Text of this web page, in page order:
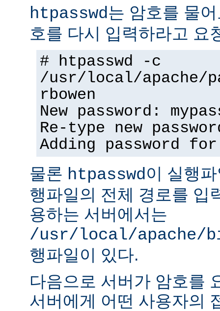
htpasswd는 암호를 물
호를 다시 입력하라고 요
# htpasswd -c
/usr/local/apache/
rbowen
New password:
Re-type new
Adding password
물론 htpasswd이 실행
행파일의 전체 경로를 입
용하는 서버에서는
/usr/local/apache/
행파일이 있다.
다음으로 서버가 암호를
서버에게 어떤 사용자의